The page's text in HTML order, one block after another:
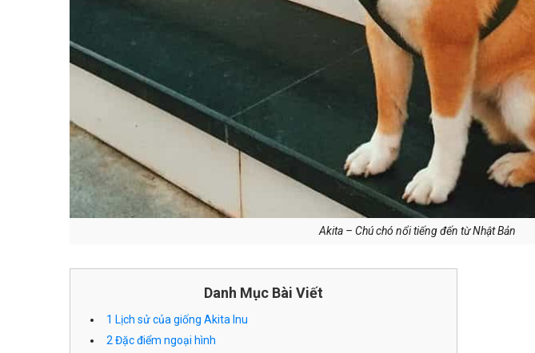
Akita – Chú chó nổi tiếng đến từ Nhật Bản
Danh Mục Bài Viết
1 Lịch sử của giống Akita Inu
2 Đặc điểm ngoại hình